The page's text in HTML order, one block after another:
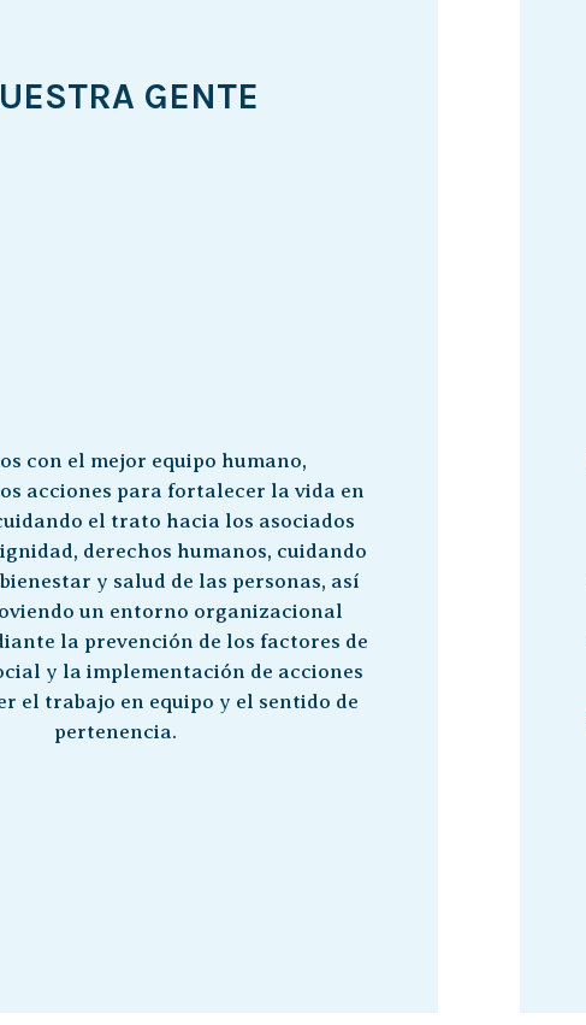
GENTE
con el mejor equipo humano,
acciones para fortalecer la vida en
el trato hacia los asociados
derechos humanos, cuidando
y salud de las personas, así
un entorno organizacional
la prevención de los factores de
y la implementación de acciones
el trabajo en equipo y el sentido de
pertenencia.